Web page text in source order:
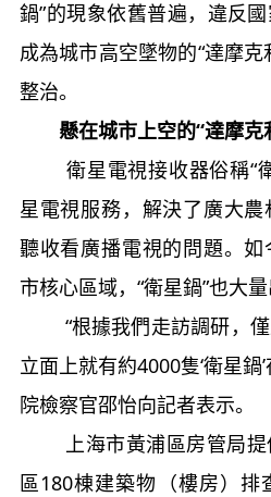
鍋”的現象依舊普遍，違反
成為城市高空墜物的“達摩
整治。
懸在城市上空的“達摩克
衛星電視接收器俗稱“衛
星電視服務，解決了廣大
聽收看廣播電視的問題。
市核心區域，“衛星鍋”也大
“根據我們走訪調研，僅
立面上就有約4000隻‘衛星鍋
院檢察官邵怡向記者表示。
上海市黃浦區房管局提
區180棟建築物（樓房）排